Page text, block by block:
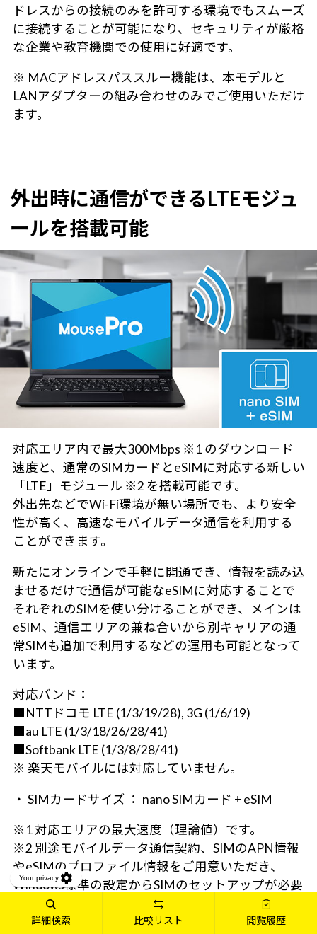
ドレスからの接続のみを許可する環境でもスムーズ
に接続することが可能になり、セキュリティが厳格
な企業や教育機関での使用に好適です。
※ MACアドレスパススルー機能は、本モデルと
LANアダプターの組み合わせのみでご使用いただけ
ます。
外出時に通信ができるLTEモジュ
ールを搭載可能
対応エリア内で最大300Mbps ※1 のダウンロード
速度と、通常のSIMカードとeSIMに対応する新しい
「LTE」モジュール ※2 を搭載可能です。
外出先などでWi-Fi環境が無い場所でも、より安全
性が高く、高速なモバイルデータ通信を利用する
ことができます。
新たにオンラインで手軽に開通でき、情報を読み込
ませるだけで通信が可能なeSIMに対応することで
それぞれのSIMを使い分けることができ、メインは
eSIM、通信エリアの兼ね合いから別キャリアの通
常SIMも追加で利用するなどの運用も可能となって
います。
対応バンド：
■NTTドコモ LTE (1/3/19/28), 3G (1/6/19)
■au LTE (1/3/18/26/28/41)
■Softbank LTE (1/3/8/28/41)
※ 楽天モバイルには対応していません。
・ SIMカードサイズ ： nano SIMカード + eSIM
※1 対応エリアの最大速度（理論値）です。
※2 別途モバイルデータ通信契約、SIMのAPN情報
やeSIMのプロファイル情報をご用意いただき、
Windows標準の設定からSIMのセットアップが必要
です。3G回線のみ対応のデータ通信SIMを使用する
と、ネットワークに接続できない場合がありますの
詳細検索 比較リスト 閲覧履歴